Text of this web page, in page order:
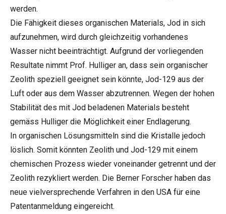
werden.
Die Fähigkeit dieses organischen Materials, Jod in sich
aufzunehmen, wird durch gleichzeitig vorhandenes
Wasser nicht beeinträchtigt. Aufgrund der vorliegenden
Resultate nimmt Prof. Hulliger an, dass sein organischer
Zeolith speziell geeignet sein könnte, Jod-129 aus der
Luft oder aus dem Wasser abzutrennen. Wegen der hohen
Stabilität des mit Jod beladenen Materials besteht
gemäss Hulliger die Möglichkeit einer Endlagerung.
In organischen Lösungsmitteln sind die Kristalle jedoch
löslich. Somit könnten Zeolith und Jod-129 mit einem
chemischen Prozess wieder voneinander getrennt und der
Zeolith rezykliert werden. Die Berner Forscher haben das
neue vielversprechende Verfahren in den USA für eine
Patentanmeldung eingereicht.